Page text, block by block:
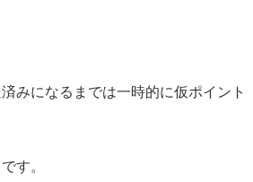
みになるまでは一時的に仮ポイント
す。